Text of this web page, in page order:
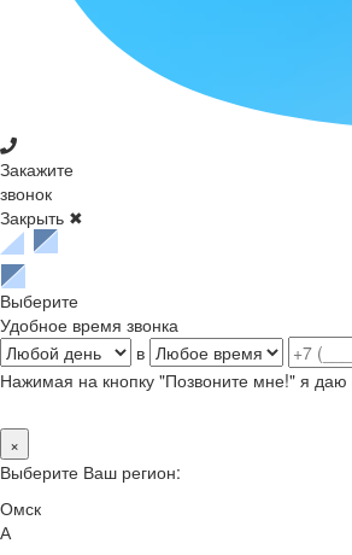
Закажите
звонок
Закрыть ✖
Выберите
Удобное время звонка
в
Нажимая на кнопку "Позвоните мне!" я
×
Выберите Ваш регион:
Омск
А